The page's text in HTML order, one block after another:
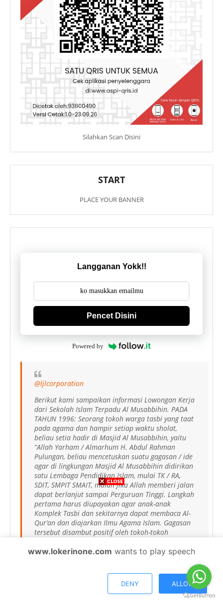
Silahkan Scan Disini
START
PLACE YOUR BANNER
Langganan Yokk!!
Pencet Disini
Powered by
@ljlcorporation
Berikut kami sampaikan informasi Lowongan Kerja
dari Sekolah Islam Terpadu Al Musabbihin. PADA
TAHUN 1996: Seorang tokoh warga tasbi yang taat
pada agama dan hampir setiap waktu sholat,
beliau setia hadir di Masjid Al Musabbihin, yaitu
“Allah Yarham / Almarhum H. Abdul Rahman
Pulungan, beliau mencetuskan suatu gagasan / ide
agar di lingkungan Masjid Al Musabbihin didirikan
satu Lembaga Pendidikan Islam, mulai TK / RA,
SDIT, SMPIT SMAIT, malah jika Allah memberi jalan
dapat berlanjut sampai Perguruan Tinggi. Langkah
pertama harus diupayakan agar anak-anak
Komplek Tasbi dan sekitarnya dapat membaca Al-
Qur’an dan diajarkan Ilmu Agama Islam. Gagasan
tersebut disambut positif oleh tokoh-tokoh
Musabbihin lainnya dan mulailah diambil langkah-
pembangunan gedung dan kelas-kelas belajar. Saat
ini, Sekolah Islam Terpadu Al Musabbihin
www.lokerinone.com wants to play speech
DENY ALLOW